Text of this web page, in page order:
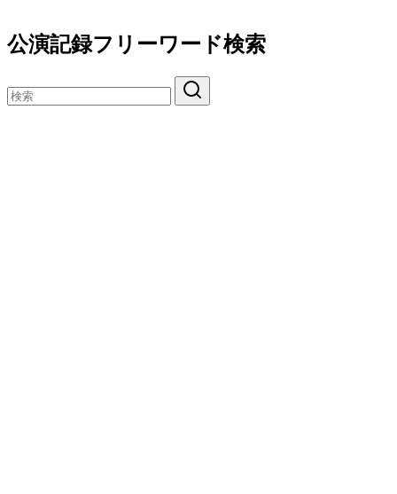
公演記録フリーワード検索